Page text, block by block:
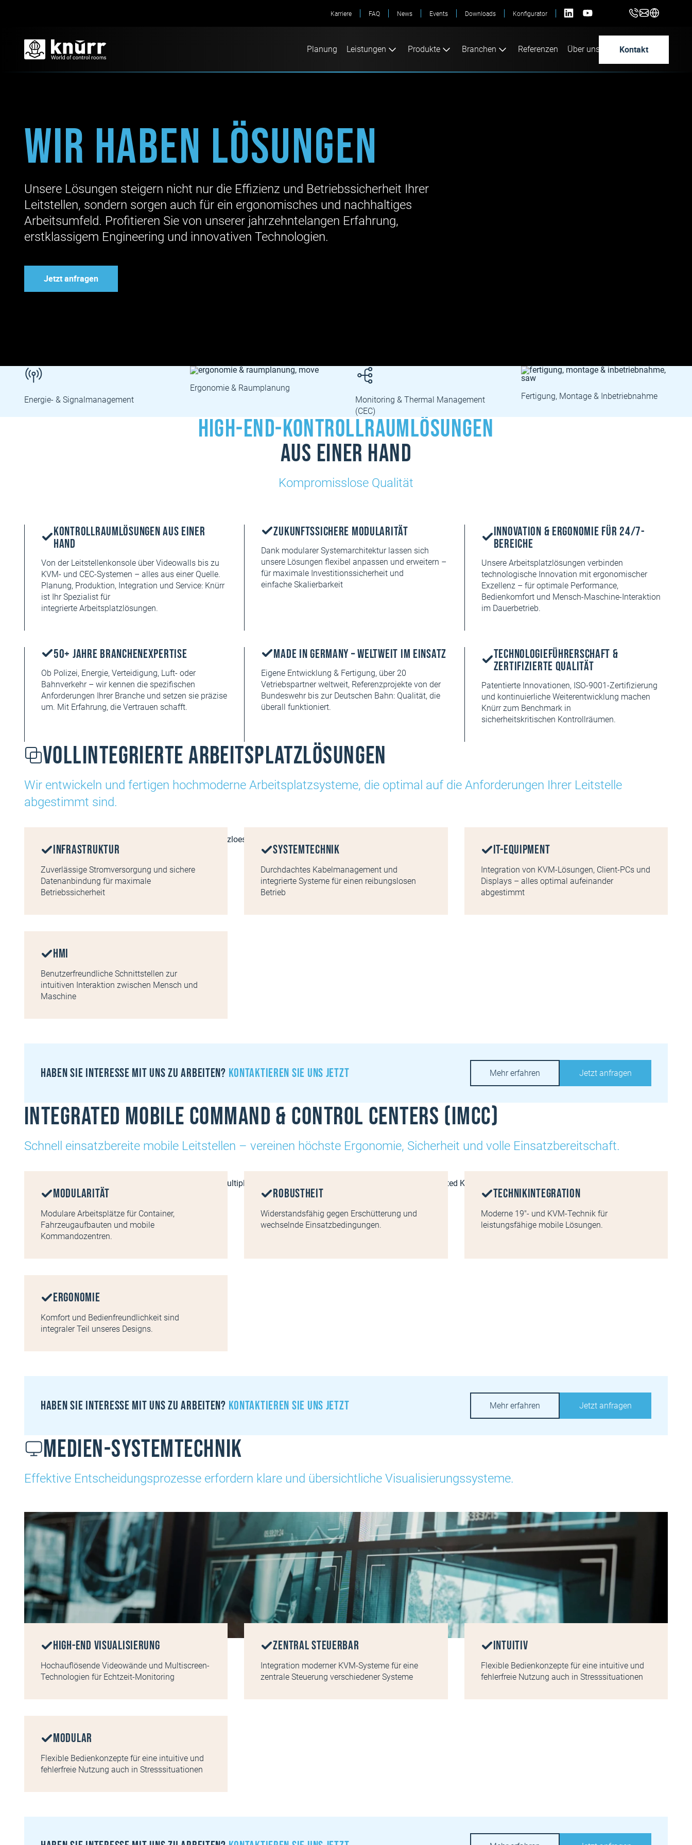
Karriere FAQ News Events Downloads Konfigurator
Planung Leistungen Produkte Branchen Referenzen Über uns Kontakt
Wir haben Lösungen
Unsere Lösungen steigern nicht nur die Effizienz und Betriebssicherheit Ihrer
Leitstellen, sondern sorgen auch für ein ergonomisches und nachhaltiges
Arbeitsumfeld. Profitieren Sie von unserer jahrzehntelangen Erfahrung,
erstklassigem Engineering und innovativen Technologien.
Jetzt anfragen
Fertigung, Montage & Inbetriebnahme Service & Wartung
High-End-Kontrollraumlösungen
aus einer Hand
Kompromisslose Qualität
Kontrollraumlösungen aus einer
Hand
Von der Leitstellenkonsole über Videowalls bis zu
KVM- und CEC-Systemen – alles aus einer Quelle.
Planung, Produktion, Integration und Service: Knürr
ist Ihr Spezialist für
integrierte Arbeitsplatzlösungen.
Zukunftssichere Modularität
Dank modularer Systemarchitektur lassen sich
unsere Lösungen flexibel anpassen und erweitern –
für maximale Investitionssicherheit und
einfache Skalierbarkeit
Innovation & Ergonomie für 24/7-
Bereiche
Unsere Arbeitsplatzlösungen verbinden
technologische Innovation mit ergonomischer
Exzellenz – für optimale Performance,
Bedienkomfort und Mensch-Maschine-Interaktion
im Dauerbetrieb.
50+ Jahre Branchenexpertise
Ob Polizei, Energie, Verteidigung, Luft- oder
Bahnverkehr – wir kennen die spezifischen
Anforderungen Ihrer Branche und setzen sie präzise
um. Mit Erfahrung, die Vertrauen schafft.
Made in Germany – Weltweit im Einsatz
Eigene Entwicklung & Fertigung, über 20
Vetriebspartner weltweit, Referenzprojekte von der
Bundeswehr bis zur Deutschen Bahn: Qualität, die
überall funktioniert.
Technologieführerschaft &
zertifizierte Qualität
Patentierte Innovationen, ISO-9001-Zertifizierung
und kontinuierliche Weiterentwicklung machen
Knürr zum Benchmark in
sicherheitskritischen Kontrollräumen.
Vollintegrierte Arbeitsplatzlösungen
Wir entwickeln und fertigen hochmoderne Arbeitsplatzsysteme, die optimal auf die Anforderungen Ihrer Leitstelle
abgestimmt sind.
Infrastruktur
Zuverlässige Stromversorgung und sichere
Datenanbindung für maximale
Betriebssicherheit
Systemtechnik
Durchdachtes Kabelmanagement und
integrierte Systeme für einen reibungslosen
Betrieb
IT-Equipment
Integration von KVM-Lösungen, Client-PCs und
Displays – alles optimal aufeinander
abgestimmt
HMI
Benutzerfreundliche Schnittstellen zur
intuitiven Interaktion zwischen Mensch und
Maschine
Haben sie interesse mit uns zu arbeiten? Kontaktieren sie uns jetzt Mehr erfahren Jetzt anfragen
Integrated Mobile Command & Control Centers (IMCC)
Schnell einsatzbereite mobile Leitstellen – vereinen höchste Ergonomie, Sicherheit und volle Einsatzbereitschaft.
Modularität
Modulare Arbeitsplätze für Container,
Fahrzeugaufbauten und mobile
Kommandozentren.
Robustheit
Widerstandsfähig gegen Erschütterung und
wechselnde Einsatzbedingungen.
Technikintegration
Moderne 19″- und KVM-Technik für
leistungsfähige mobile Lösungen.
Ergonomie
Komfort und Bedienfreundlichkeit sind
integraler Teil unseres Designs.
Haben sie interesse mit uns zu arbeiten? Kontaktieren sie uns jetzt Mehr erfahren Jetzt anfragen
Medien-Systemtechnik
Effektive Entscheidungsprozesse erfordern klare und übersichtliche Visualisierungssysteme.
High-End Visualisierung
Hochauflösende Videowände und Multiscreen-
Technologien für Echtzeit-Monitoring
Zentral steuerbar
Integration moderner KVM-Systeme für eine
zentrale Steuerung verschiedener Systeme
Intuitiv
Flexible Bedienkonzepte für eine intuitive und
fehlerfreie Nutzung auch in Stresssituationen
Modular
Flexible Bedienkonzepte für eine intuitive und
fehlerfreie Nutzung auch in Stresssituationen